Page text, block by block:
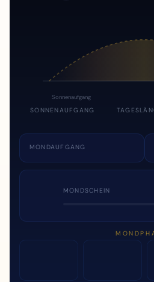
Sonnenaufgang
SONNENAUFGANG
MONDAUFGANG
MONDSCHEIN